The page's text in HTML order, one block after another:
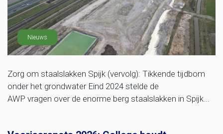
Nieuws
Zorg om staalslakken Spijk (vervolg): Tikkende tijdbom
onder het grondwater Eind 2024 stelde de
AWP vragen over de enorme berg staalslakken in Spijk...